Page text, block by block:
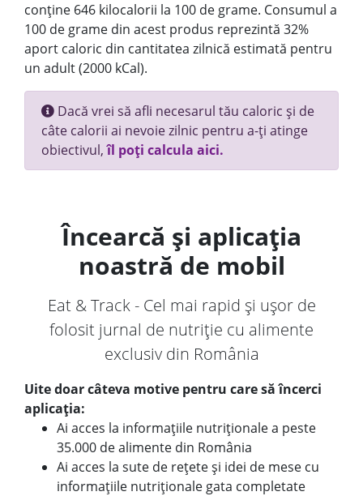
conține 646 kilocalorii la 100 de grame. Consumul a
100 de grame din acest produs reprezintă 32%
aport caloric din cantitatea zilnică estimată pentru
un adult (2000 kCal).
Dacă vrei să afli necesarul tău caloric și de
câte calorii ai nevoie zilnic pentru a-ți atinge
obiectivul,îl poți calcula aici.
Încearcă și aplicația
noastră de mobil
Eat & Track - Cel mai rapid și ușor de
folosit jurnal de nutriție cu alimente
exclusiv din România
Uite doar câteva motive pentru care să încerci
aplicația:
Ai acces la informațiile nutriționale a peste
35.000 de alimente din România
Ai acces la sute de rețete și idei de mese cu
informațiile nutriționale gata completate